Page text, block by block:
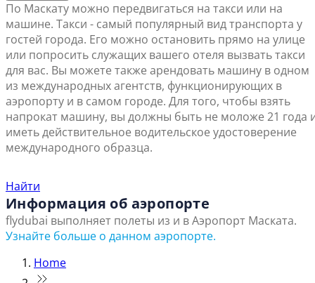
По Маскату можно передвигаться на такси или на
машине. Такси - самый популярный вид транспорта у
гостей города. Его можно остановить прямо на улице
или попросить служащих вашего отеля вызвать такси
для вас. Вы можете также арендовать машину в одном
из международных агентств, функционирующих в
аэропорту и в самом городе. Для того, чтобы взять
напрокат машину, вы должны быть не моложе 21 года
иметь действительное водительское удостоверение
международного образца.
Найти
Информация об аэропорте
flydubai выполняет полеты из и в Аэропорт Маската.
Узнайте больше о данном аэропорте.
Home